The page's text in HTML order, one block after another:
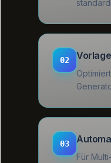
02
03
Für